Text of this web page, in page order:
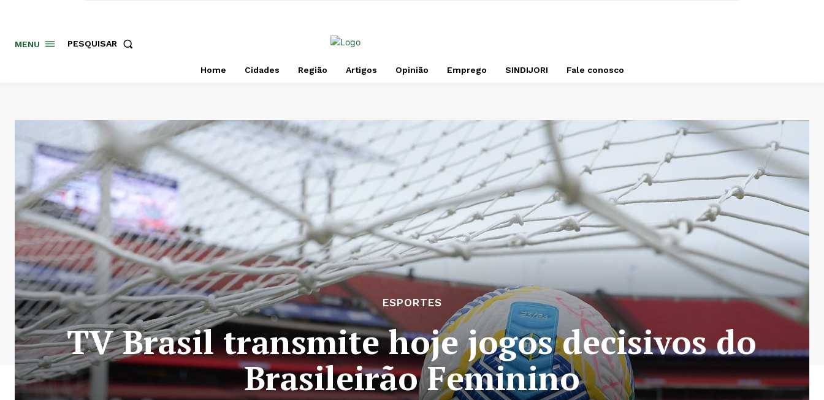
MENU PESQUISAR
Home Cidades Região Artigos Opinião Emprego SINDIJORI Fale conosco
ESPORTES
TV Brasil transmite hoje jogos decisivos do
Brasileirão Feminino